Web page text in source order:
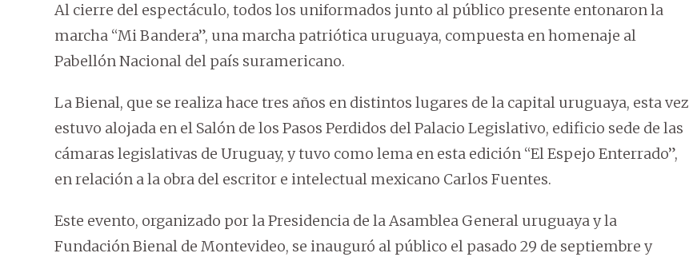
Al cierre del espectáculo, todos los uniformados junto al público presente entonaron la
marcha “Mi Bandera”, una marcha patriótica uruguaya, compuesta en homenaje al
Pabellón Nacional del país suramericano.
La Bienal, que se realiza hace tres años en distintos lugares de la capital uruguaya, esta vez
estuvo alojada en el Salón de los Pasos Perdidos del Palacio Legislativo, edificio sede de las
cámaras legislativas de Uruguay, y tuvo como lema en esta edición “El Espejo Enterrado”,
en relación a la obra del escritor e intelectual mexicano Carlos Fuentes.
Este evento, organizado por la Presidencia de la Asamblea General uruguaya y la
Fundación Bienal de Montevideo, se inauguró al público el pasado 29 de septiembre y